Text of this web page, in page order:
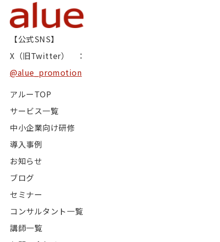
【公式SNS】
X（旧Twitter） ：
@alue_promotion
アルーTOP
サービス一覧
中小企業向け研修
導入事例
お知らせ
ブログ
セミナー
コンサルタント一覧
講師一覧